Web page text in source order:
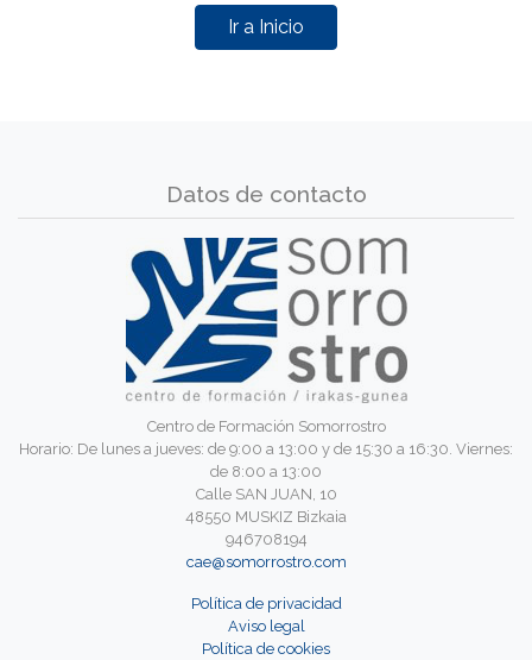
Ir a Inicio
Datos de contacto
Centro de Formación Somorrostro
Horario: De lunes a jueves: de 9:00 a 13:00 y de 15:30 a 16:30. Viernes:
de 8:00 a 13:00
Calle SAN JUAN, 10
48550 MUSKIZ Bizkaia
946708194
cae@somorrostro.com
Política de privacidad
Aviso legal
Política de cookies